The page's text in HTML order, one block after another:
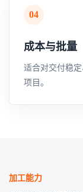
04
成本与批量
适合对交付稳
项目。
加工能力